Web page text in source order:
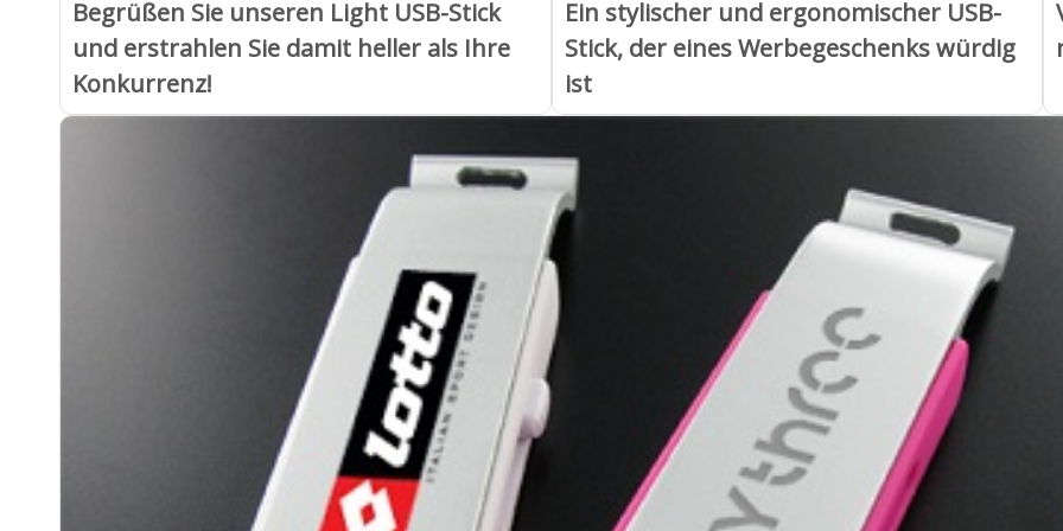
Begrüßen Sie unseren Light USB-Stick
und erstrahlen Sie damit heller als Ihre
Konkurrenz!
Ein stylischer und ergonomischer USB-
Stick, der eines Werbegeschenks würdig
ist